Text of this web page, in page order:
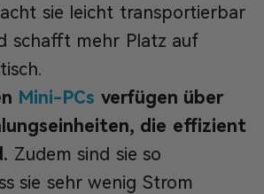
sie leicht transportierbar
schafft mehr Platz auf
Mini-PCs verfügen über
die effizient
Zudem sind sie so
sie sehr wenig Strom